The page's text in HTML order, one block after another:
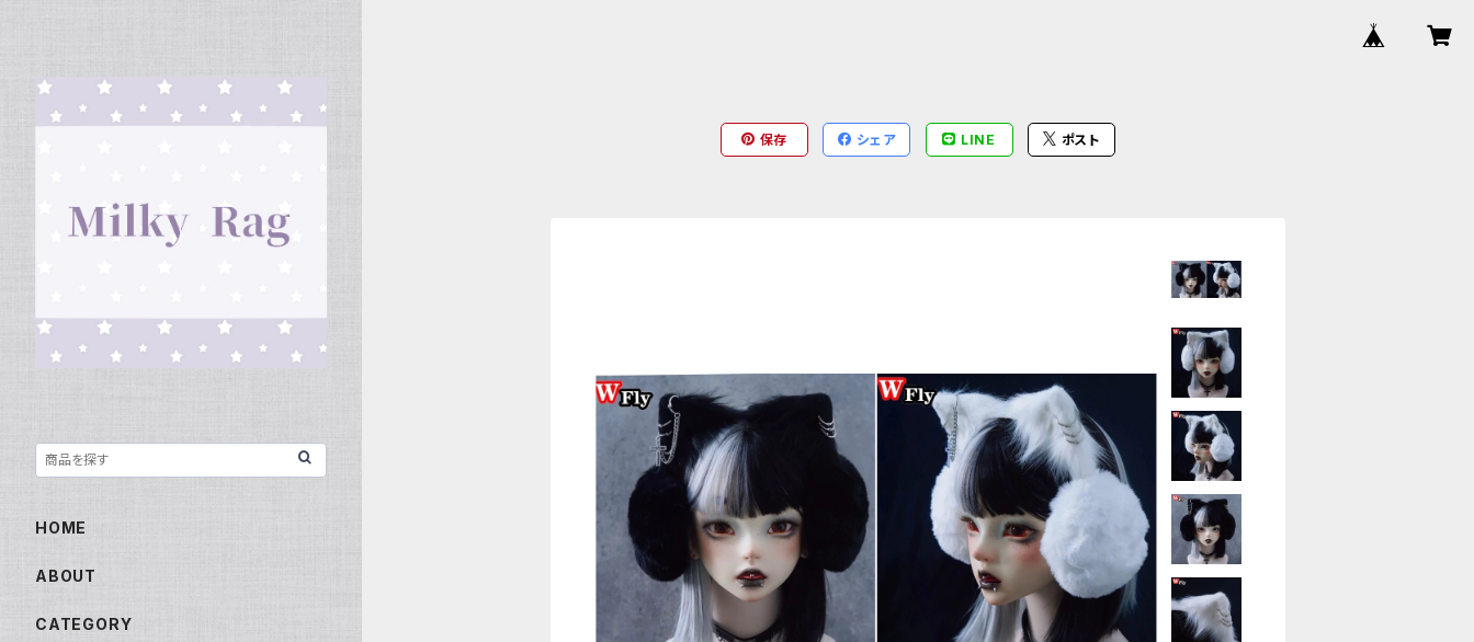
保存 シェア LINE ポスト
HOME
ABOUT
CATEGORY